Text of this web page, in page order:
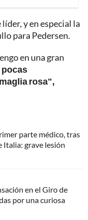
y en especial la
para Pedersen.
en una gran
pocas
rosa",
parte médico, tras
Italia: grave lesión
en el Giro de
por una curiosa